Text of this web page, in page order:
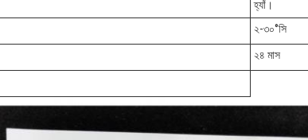
হ্যাঁ।
২-৩০°সি
২৪ মাস